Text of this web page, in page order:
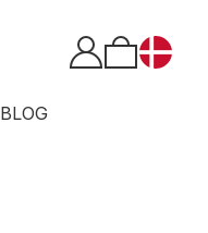
BLOG